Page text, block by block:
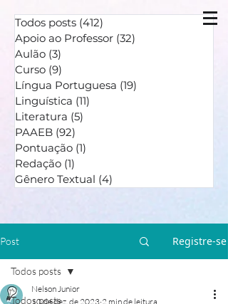
Todos posts (412)
Apoio ao Professor (32)
Aulão (3)
Curso (9)
Língua Portuguesa (19)
Linguística (11)
Literatura (5)
PAAEB (92)
Pontuação (1)
Redação (1)
Gênero Textual (4)
Post Registre-se
Todos posts
Todos posts
Nelson Junior
10 de dez. de 2023 2 min de leitura